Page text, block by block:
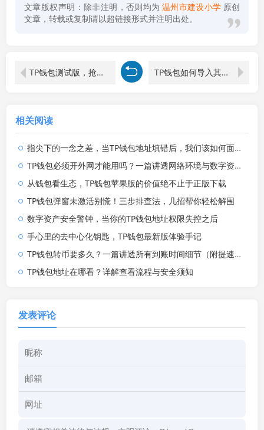
文章版权声明：除非注明，否则均为 温州市建设小学 原创
文章，转载或复制请以超链接形式并注明出处。
TP钱包测试版，抢先体验未来数字资产管理的新篇章 TP钱包如何导入其他钱包？一步步教你安全迁移数字资产
相关阅读
指尖下的一念之差，当TP钱包地址填错后，我们该如何面对数字资产的回流难题
TP钱包必须开外网才能用吗？一篇讲透网络环境与数字资产安全
从钱包看生态，TP钱包苹果版的价值绝不止于正版下载
TP钱包弹窗未激活别慌！三步排查法，几招帮你轻松解围
数字资产安全警钟，当你的TP钱包地址权限失控之后
手心里的去中心化钥匙，TP钱包最新版体验手记
TP钱包转币要多久？一篇讲透所有到账时间细节（附提速攻略）
TP钱包地址在哪看？详解查看流程与安全须知
发表评论